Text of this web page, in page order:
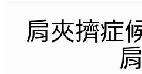
肩夾擠症
肩